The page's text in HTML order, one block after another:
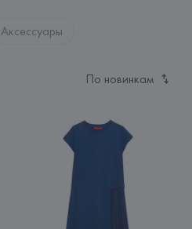
Аксессуары
По новинкам